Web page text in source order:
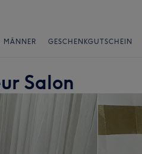
MÄNNER GESCHENKGUTSCHEIN
Salon